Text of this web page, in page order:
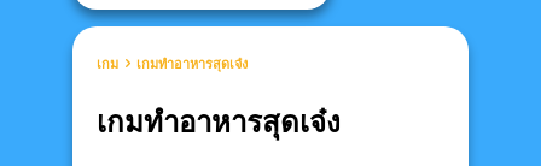
เกม เกมทำอาหารสุดเจ๋ง
เกมทำอาหารสุดเจ๋ง